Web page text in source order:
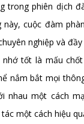
trong phiên dịch
này, cuộc đàm
nghiệp và
nhớ tốt là mấu
nắm bắt mọi
nhau một cách
một cách hiệu